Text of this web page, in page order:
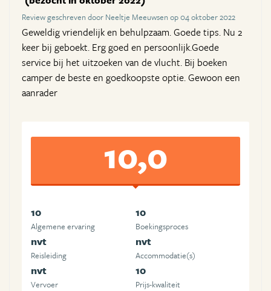
Review geschreven door Neeltje Meeuwsen op 04 oktober 2022
Geweldig vriendelijk en behulpzaam. Goede tips. Nu 2
keer bij geboekt. Erg goed en persoonlijk.Goede
service bij het uitzoeken van de vlucht. Bij boeken
camper de beste en goedkoopste optie. Gewoon een
aanrader
10,0
10
Algemene ervaring
10
Boekingsproces
nvt
Reisleiding
nvt
Accommodatie(s)
nvt
Vervoer
10
Prijs-kwaliteit